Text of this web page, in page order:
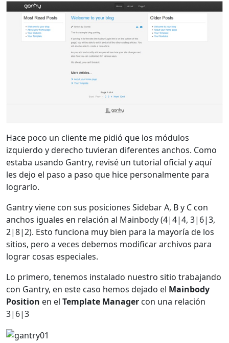
Hace poco un cliente me pidió que los módulos
izquierdo y derecho tuvieran diferentes anchos. Como
estaba usando Gantry, revisé un tutorial oficial y aquí
les dejo el paso a paso que hice personalmente para
lograrlo.
Gantry viene con sus posiciones Sidebar A, B y C con
anchos iguales en relación al Mainbody (4|4|4, 3|6|3,
2|8|2). Esto funciona muy bien para la mayoría de los
sitios, pero a veces debemos modificar archivos para
lograr cosas especiales.
Lo primero, tenemos instalado nuestro sitio trabajando
con Gantry, en este caso hemos dejado el Mainbody
Position en el Template Manager con una relación
3|6|3